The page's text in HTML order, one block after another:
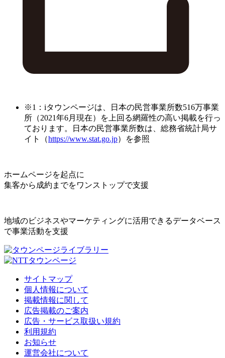
※1：iタウンページは、日本の民営事業所数516万事業
所（2021年6月現在）を上回る網羅性の高い掲載を行っ
ております。日本の民営事業所数は、総務省統計局サ
イト（https://www.stat.go.jp）を参照
ホームページを起点に
集客から成約までをワンストップで支援
地域のビジネスやマーケティングに活用できるデータベース
で事業活動を支援
サイトマップ
個人情報について
掲載情報に関して
広告掲載のご案内
広告・サービス取扱い規約
利用規約
お知らせ
運営会社について